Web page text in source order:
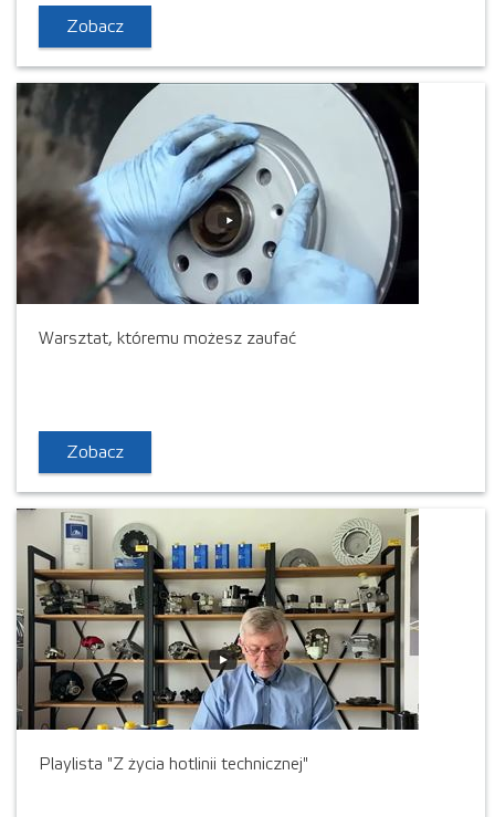
Zobacz
Warsztat, któremu możesz zaufać
Zobacz
Playlista "Z życia hotlinii technicznej"